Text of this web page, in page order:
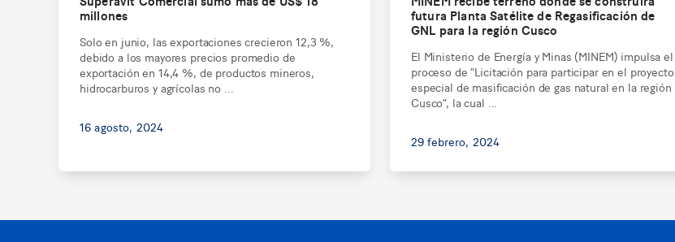
millones
Solo en junio, las exportaciones crecieron 12,3 %,
debido a los mayores precios promedio de
exportación en 14,4 %, de productos mineros,
hidrocarburos y agrícolas no ...
16 agosto, 2024
futura Planta Satélite de Regasificación de
GNL para la región Cusco
El Ministerio de Energía y Minas (MINEM) impulsa el
proceso de “Licitación para participar en el proyecto
especial de masificación de gas natural en la región
Cusco”, la cual ...
29 febrero, 2024